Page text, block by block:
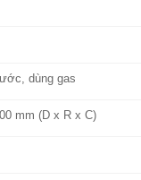
dùng gas
mm (D x R x C)